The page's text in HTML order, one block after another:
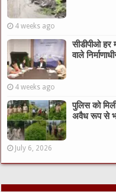
4 weeks ago
सीडीपीओ
वाले
4 weeks ago
पुलिस को
अवैध रूप से
July 6, 2026